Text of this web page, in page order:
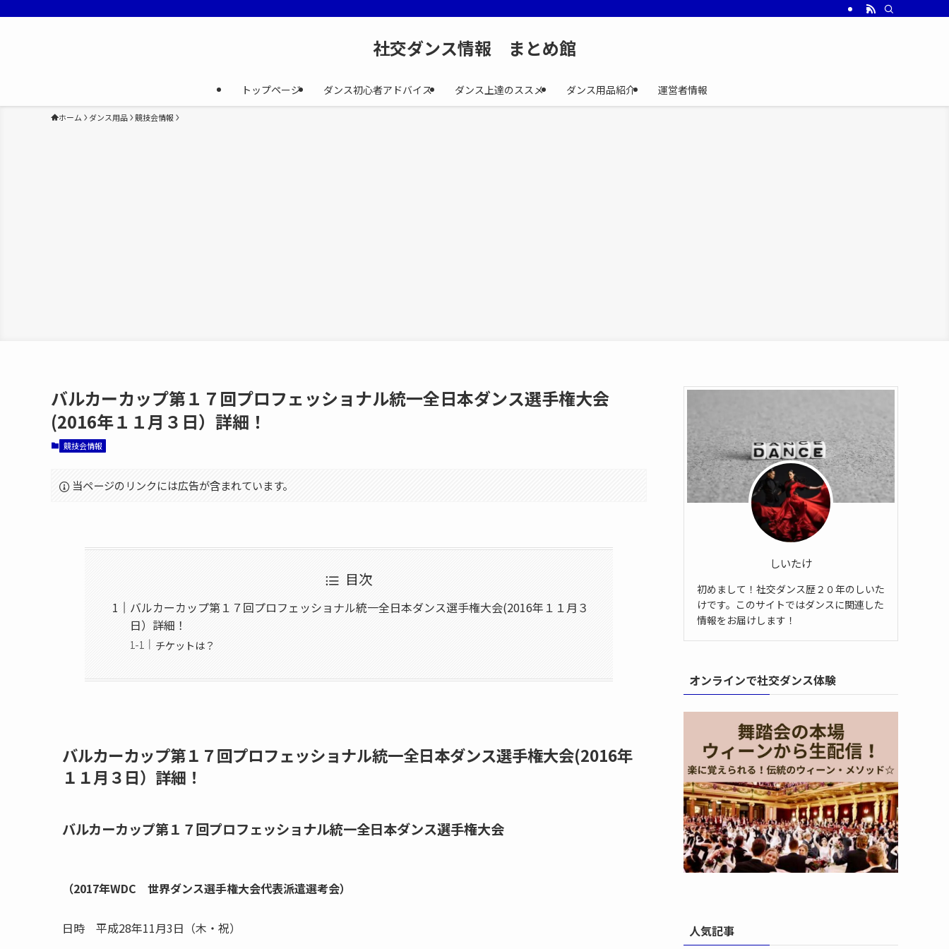
社交ダンス情報 まとめ館
トップページ ダンス初心者アドバイス ダンス上達のススメ ダンス用品紹介 運営者情報
ホーム ダンス用品 競技会情報
バルカーカップ第１７回プロフェッショナル統一全日本ダンス選手権大会
(2016年１１月３日）詳細！
競技会情報
当ページのリンクには広告が含まれています。
目次
バルカーカップ第１７回プロフェッショナル統一全日本ダンス選手権大会(2016年１１月３
日）詳細！
チケットは？
バルカーカップ第１７回プロフェッショナル統一全日本ダンス選手権大会(2016年
１１月３日）詳細！
バルカーカップ第１７回プロフェッショナル統一全日本ダンス選手権大会
（2017年WDC 世界ダンス選手権大会代表派遣選考会）
日時 平成28年11月3日（木・祝）
しいたけ
初めまして！社交ダンス歴２０年のしいた
けです。このサイトではダンスに関連した
情報をお届けします！
オンラインで社交ダンス体験
人気記事